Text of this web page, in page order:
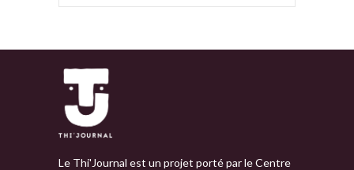
Le Thi'Journal est un projet porté par le Centre